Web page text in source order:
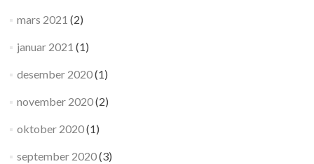
mars 2021 (2)
januar 2021 (1)
desember 2020(1)
november 2020(2)
oktober 2020(1)
september 2020(3)